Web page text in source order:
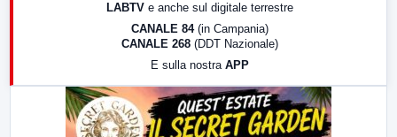
LabNews (replica)
LABTV e anche sul digitale terrestre
CANALE 84 (in Campania)
CANALE 268 (DDT Nazionale)
E sulla nostra APP